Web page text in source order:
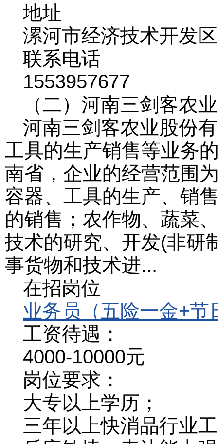
地址
漯河市经济技术开发
联系电话
1553957677
（二）河南三剑客农
河南三剑客农业股份
工具的生产销售等业务
南省，企业的经营范围
容器、工具的生产、销
的销售；农作物、蔬菜
技术的研究、开发(非研
事货物和技术进...
在招岗位
业务员（五险一金+节
工资待遇：
4000-10000元
岗位要求：
大专以上学历；
三年以上快消品行业